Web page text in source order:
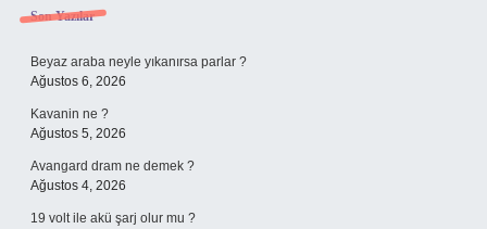
Sidebar
Son Yazılar
Beyaz araba neyle yıkanırsa parlar ?
Ağustos 6, 2026
Kavanin ne ?
Ağustos 5, 2026
Avangard dram ne demek ?
Ağustos 4, 2026
19 volt ile akü şarj olur mu ?